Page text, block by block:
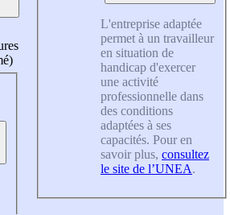
L'entreprise adaptée
permet à un travailleur
en situation de
handicap d'exercer
une activité
professionnelle dans
des conditions
adaptées à ses
capacités. Pour en
savoir plus, consultez
le site de l’UNEA.